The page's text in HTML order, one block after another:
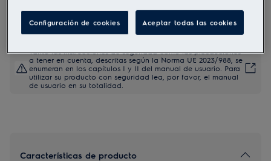
Tanto las instrucciones de seguridad como las precauciones
a tener en cuenta, descritas según la Norma UE 2023/988, se
enumeran en los capítulos I y II del manual de usuario. Para
utilizar su producto con seguridad lea, por favor, el manual
de usuario en su totalidad.
Características de producto
Configuración de cookies Aceptar todas las cookies